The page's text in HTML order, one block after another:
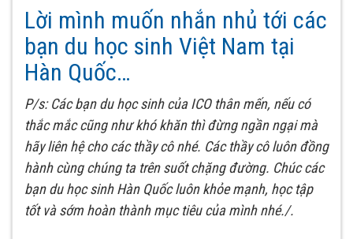
Lời mình muốn nhắn nhủ tới các
bạn du học sinh Việt Nam tại
Hàn Quốc…
P/s: Các bạn du học sinh của ICO thân mến, nếu có
thắc mắc cũng như khó khăn thì đừng ngần ngại mà
hãy liên hệ cho các thầy cô nhé. Các thầy cô luôn đồng
hành cùng chúng ta trên suốt chặng đường. Chúc các
bạn du học sinh Hàn Quốc luôn khỏe mạnh, học tập
tốt và sớm hoàn thành mục tiêu của mình nhé./.